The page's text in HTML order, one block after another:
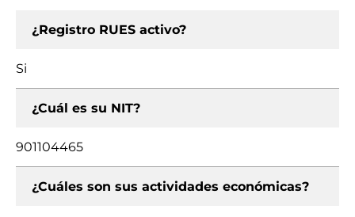
¿Registro RUES activo?
Si
¿Cuál es su NIT?
901104465
¿Cuáles son sus actividades económicas?